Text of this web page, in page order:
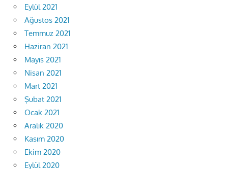
Eylül 2021
Ağustos 2021
Temmuz 2021
Haziran 2021
Mayıs 2021
Nisan 2021
Mart 2021
Şubat 2021
Ocak 2021
Aralık 2020
Kasım 2020
Ekim 2020
Eylül 2020